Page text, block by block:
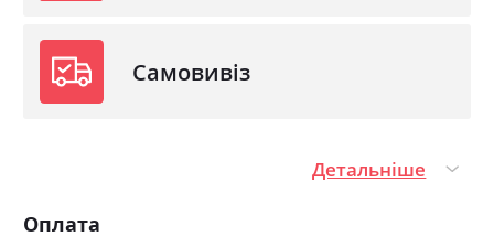
Самовивіз
Детальніше
Оплата